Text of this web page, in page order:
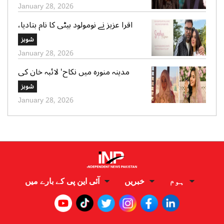
January 28, 2026
اقرا عزیز نے نومولود بیٹی کا نام بتادیا،
مداحوں کی مبارکباد
شوبز
January 28, 2026
مدینہ منورہ میں نکاح‘ لائبہ خان کی
دعائے خیر کی تصاویر بھی وائرل
شوبز
January 28, 2026
ہوم خبریں آئی این پی کے بارے میں